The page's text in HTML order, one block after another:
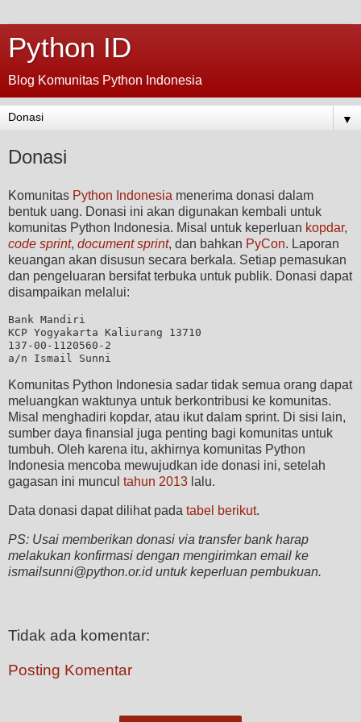
Python ID
Blog Komunitas Python Indonesia
▼
Donasi
Komunitas Python Indonesia menerima donasi dalam
bentuk uang. Donasi ini akan digunakan kembali untuk
komunitas Python Indonesia. Misal untuk keperluan kopdar,
code sprint, document sprint, dan bahkan PyCon. Laporan
keuangan akan disusun secara berkala. Setiap pemasukan
dan pengeluaran bersifat terbuka untuk publik. Donasi dapat
disampaikan melalui:
Bank Mandiri
KCP Yogyakarta Kaliurang 13710
137-00-1120560-2
Komunitas Python Indonesia sadar tidak semua orang dapat
meluangkan waktunya untuk berkontribusi ke komunitas.
Misal menghadiri kopdar, atau ikut dalam sprint. Di sisi lain,
sumber daya finansial juga penting bagi komunitas untuk
tumbuh. Oleh karena itu, akhirnya komunitas Python
Indonesia mencoba mewujudkan ide donasi ini, setelah
gagasan ini muncul tahun 2013 lalu.
Data donasi dapat dilihat pada tabel berikut.
PS: Usai memberikan donasi via transfer bank harap
melakukan konfirmasi dengan mengirimkan email ke
ismailsunni@python.or.id untuk keperluan pembukuan.
Tidak ada komentar:
Posting Komentar